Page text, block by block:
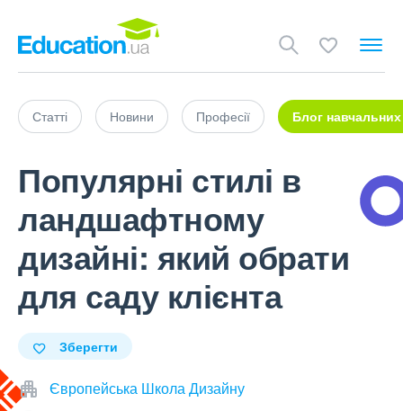
Статті Новини Професії Блог навчальних
Популярні стилі в
ландшафтному
дизайні: який обрати
для саду клієнта
Зберегти
Європейська Школа Дизайну